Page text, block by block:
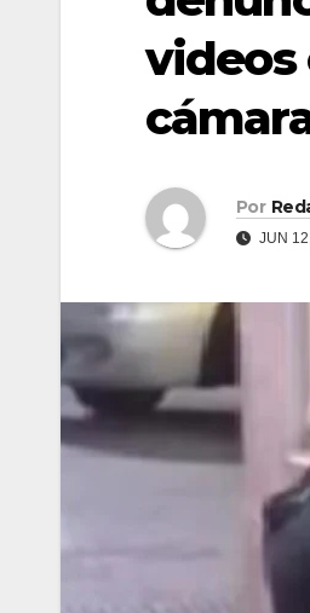
videos
Por
JUN